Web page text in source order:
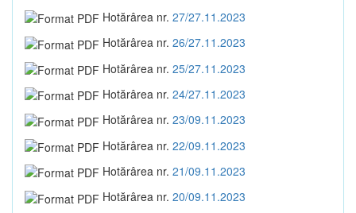
Hotărârea nr. 27/27.11.2023
Hotărârea nr. 26/27.11.2023
Hotărârea nr. 25/27.11.2023
Hotărârea nr. 24/27.11.2023
Hotărârea nr. 23/09.11.2023
Hotărârea nr. 22/09.11.2023
Hotărârea nr. 21/09.11.2023
Hotărârea nr. 20/09.11.2023